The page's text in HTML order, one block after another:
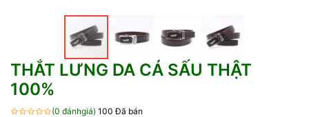
THẮT LƯNG DA CÁ SẤU THẬT
100%
(0 đánhgiá) 100 Đã bán